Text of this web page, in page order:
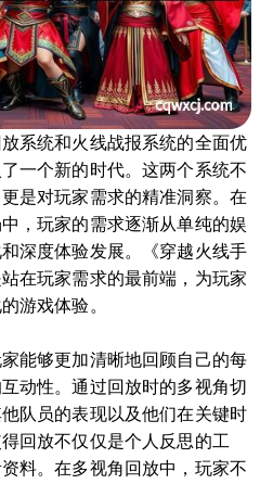
系统和火线战报系统的全面优
一个新的时代。这两个系统不
是对玩家需求的精准洞察。在
，玩家的需求逐渐从单纯的娱
深度体验发展。《穿越火线手
在玩家需求的最前端，为玩家
游戏体验。
能够更加清晰地回顾自己的每
动性。通过回放时的多视角切
队员的表现以及他们在关键时
回放不仅仅是个人反思的工
料。在多视角回放中，玩家不